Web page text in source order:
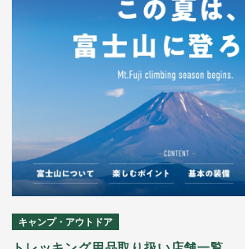
キャンプ・アウトドア